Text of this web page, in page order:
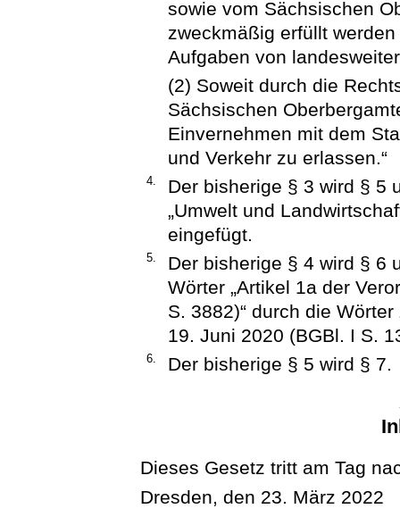
sowie vom Sächsischen
zweckmäßig erfüllt
Aufgaben von
(2) Soweit durch die
Sächsischen
Einvernehmen mit dem
und Verkehr zu erlassen.“
4.
Der bisherige § 3 wird § 5
„Umwelt und
eingefügt.
5.
Der bisherige § 4 wird § 6
Wörter „Artikel 1a der
S. 3882)“ durch die
19. Juni 2020 (BGBl. I S.
6. Der bisherige § 5 wird § 7.
Dieses Gesetz tritt am Tag
Dresden, den 23. März 2022